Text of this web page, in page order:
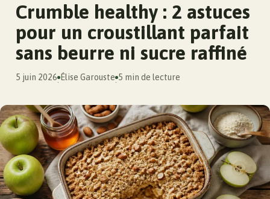
Crumble healthy : 2 astuces
pour un croustillant parfait
sans beurre ni sucre raffiné
5 juin 2026
·
Élise Garouste
·
5 min de lecture